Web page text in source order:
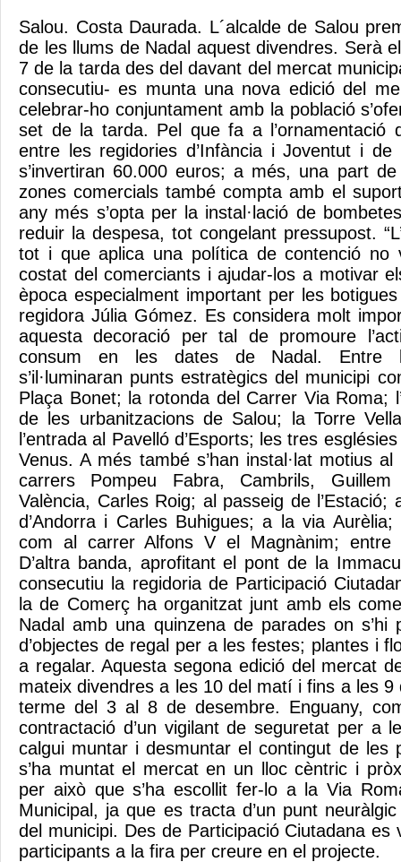
Salou. Costa Daurada. L´alcalde de Salou
de les llums de Nadal aquest divendres. Serà
7 de la tarda des del davant del mercat
consecutiu- es munta una nova edició del
celebrar-ho conjuntament amb la població
set de la tarda. Pel que fa a l’ornamentació
entre les regidories d’Infància i Joventut i de
s’invertiran 60.000 euros; a més, una part
zones comercials també compta amb el
any més s’opta per la instal·lació de
reduir la despesa, tot congelant pressupost.
tot i que aplica una política de contenció no
costat del comerciants i ajudar-los a motivar
època especialment important per les
regidora Júlia Gómez. Es considera molt
aquesta decoració per tal de promoure
consum en les dates de Nadal. Entre
s’il·luminaran punts estratègics del municipi
Plaça Bonet; la rotonda del Carrer Via Roma;
de les urbanitzacions de Salou; la Torre
l’entrada al Pavelló d’Esports; les tres
Venus. A més també s’han instal·lat motius
carrers Pompeu Fabra, Cambrils,
València, Carles Roig; al passeig de l’Estació;
d’Andorra i Carles Buhigues; a la via
com al carrer Alfons V el Magnànim; entre
D’altra banda, aprofitant el pont de la
consecutiu la regidoria de Participació
la de Comerç ha organitzat junt amb els
Nadal amb una quinzena de parades on s’hi
d’objectes de regal per a les festes; plantes i
a regalar. Aquesta segona edició del mercat
mateix divendres a les 10 del matí i fins a les
terme del 3 al 8 de desembre. Enguany,
contractació d’un vigilant de seguretat per a
calgui muntar i desmuntar el contingut de les
s’ha muntat el mercat en un lloc cèntric i
per això que s’ha escollit fer-lo a la Via
Municipal, ja que es tracta d’un punt
del municipi. Des de Participació Ciutadana es
participants a la fira per creure en el projecte.